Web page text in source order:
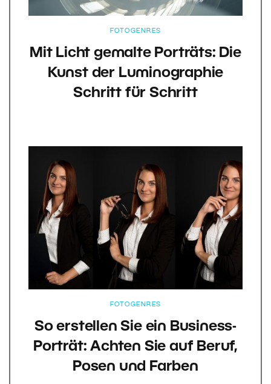
FOTOGENRES
Mit Licht gemalte Porträts: Die
Kunst der Luminographie
Schritt für Schritt
FOTOGENRES
So erstellen Sie ein Business-
Porträt: Achten Sie auf Beruf,
Posen und Farben